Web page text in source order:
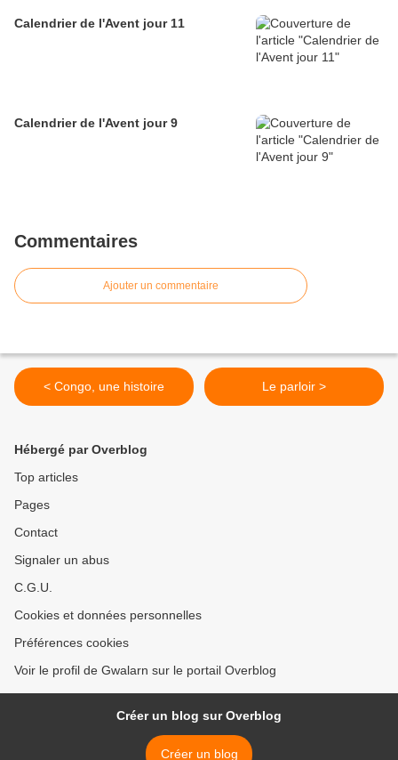
Calendrier de l'Avent jour 11
Calendrier de l'Avent jour 9
Commentaires
Ajouter un commentaire
< Congo, une histoire Le parloir >
Hébergé par Overblog
Top articles
Pages
Contact
Signaler un abus
C.G.U.
Cookies et données personnelles
Préférences cookies
Voir le profil de Gwalarn sur le portail Overblog
Créer un blog sur Overblog
Créer un blog